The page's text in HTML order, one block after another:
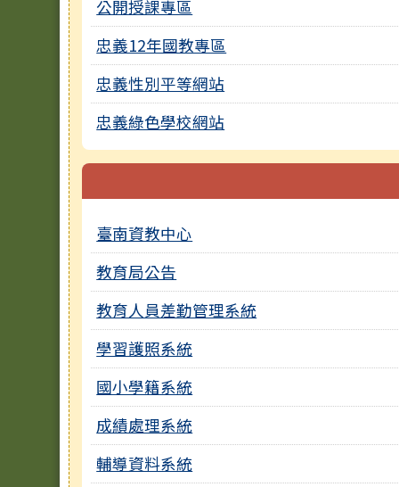
公開授課專區
忠義12年國教專區
忠義性別平等網站
忠義綠色學校網站
臺南資教中心
教育局公告
教育人員差勤管理系統
學習護照系統
國小學籍系統
成績處理系統
輔導資料系統